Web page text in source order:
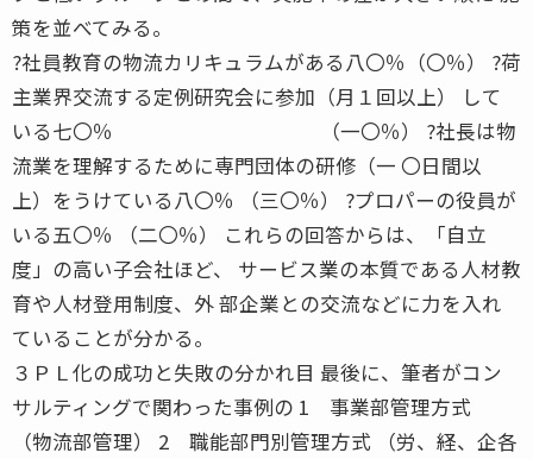
策を並べてみる。
?社員教育の物流カリキュラムがある八〇％（〇％） ?荷
主業界交流する定例研究会に参加（月１回以上） して
いる七〇％ （一〇％） ?社長は物
流業を理解するために専門団体の研修（一 〇日間以
上）をうけている八〇％ （三〇％） ?プロパーの役員が
いる五〇％ （二〇％） これらの回答からは、「自立
度」の高い子会社ほど、 サービス業の本質である人材教
育や人材登用制度、外 部企業との交流などに力を入れ
ていることが分かる。
３ＰＬ化の成功と失敗の分かれ目 最後に、筆者がコン
サルティングで関わった事例の 1 事業部管理方式
（物流部管理） 2 職能部門別管理方式 （労、経、企各